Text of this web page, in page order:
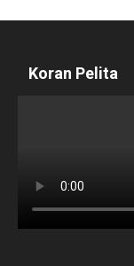
Koran Pelita